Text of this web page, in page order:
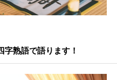
熟語で語ります！